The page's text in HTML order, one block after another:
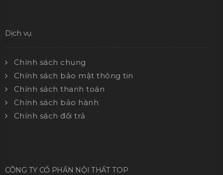
Dịch vụ
Chính sách chung
Chính sách bảo mật thông tin
Chính sách thanh toán
Chính sách bảo hành
Chính sách đổi trả
CÔNG TY CỔ PHẦN NỘI THẤT TOP